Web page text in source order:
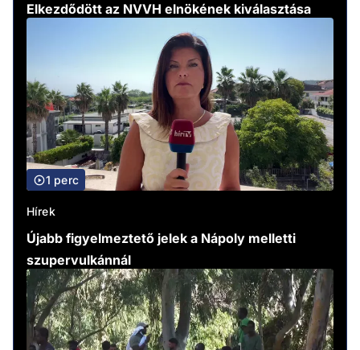
Elkezdődött az NVVH elnökének kiválasztása
1 perc
Hírek
Újabb figyelmeztető jelek a Nápoly melletti
szupervulkánnál